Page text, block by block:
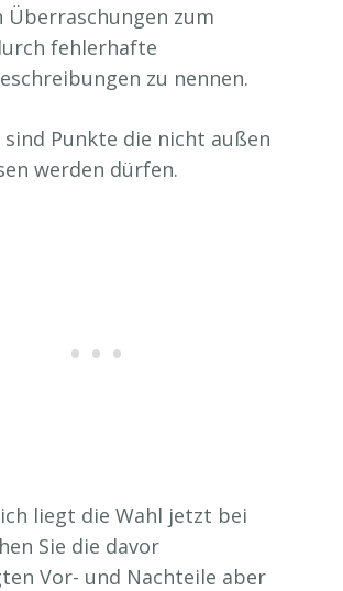
Überraschungen zum
fehlerhafte
zu nennen.
sind Punkte die nicht außen
werden dürfen.
liegt die Wahl jetzt bei
Sie die davor
Vor- und Nachteile aber